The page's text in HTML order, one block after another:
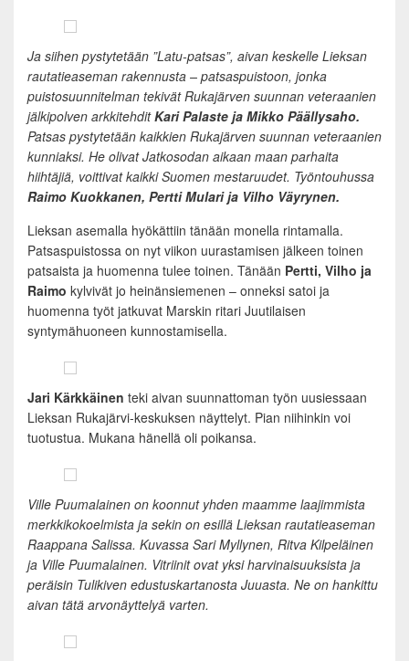
Ja siihen pystytetään ”Latu-patsas”, aivan keskelle Lieksan
rautatieaseman rakennusta – patsaspuistoon, jonka
puistosuunnitelman tekivät Rukajärven suunnan veteraanien
jälkipolven arkkitehditKari Palaste ja Mikko Päällysaho.
Patsas pystytetään kaikkien Rukajärven suunnan veteraanien
kunniaksi. He olivat Jatkosodan aikaan maan parhaita
hiihtäjiä, voittivat kaikki Suomen mestaruudet. Työntouhussa
Raimo Kuokkanen, Pertti Mulari ja Vilho Väyrynen.
Lieksan asemalla hyökättiin tänään monella rintamalla.
Patsaspuistossa on nyt viikon uurastamisen jälkeen toinen
patsaista ja huomenna tulee toinen. Tänään Pertti, Vilho ja
Raimo kylvivät jo heinänsiemenen – onneksi satoi ja
huomenna työt jatkuvat Marskin ritari Juutilaisen
syntymähuoneen kunnostamisella.
Jari Kärkkäinen teki aivan suunnattoman työn uusiessaan
Lieksan Rukajärvi-keskuksen näyttelyt. Pian niihinkin voi
tuotustua. Mukana hänellä oli poikansa.
Ville Puumalainen on koonnut yhden maamme laajimmista
merkkikokoelmista ja sekin on esillä Lieksan rautatieaseman
Raappana Salissa. Kuvassa Sari Myllynen, Ritva Kilpeläinen
ja Ville Puumalainen. Vitriinit ovat yksi harvinaisuuksista ja
peräisin Tulikiven edustuskartanosta Juuasta. Ne on hankittu
aivan tätä arvonäyttelyä varten.